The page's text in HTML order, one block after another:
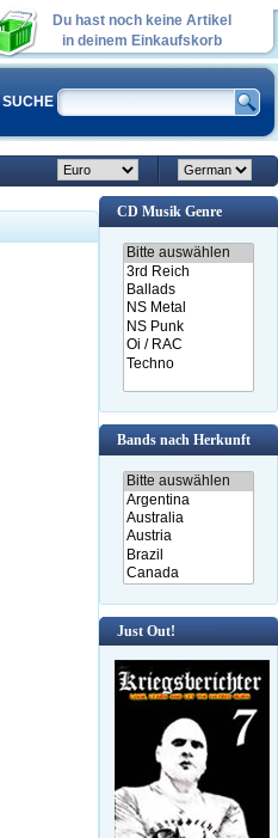
Du hast noch keine Artikel
in deinem Einkaufskorb
SUCHE
CD Musik Genre
Bands nach Herkunft
Just Out!